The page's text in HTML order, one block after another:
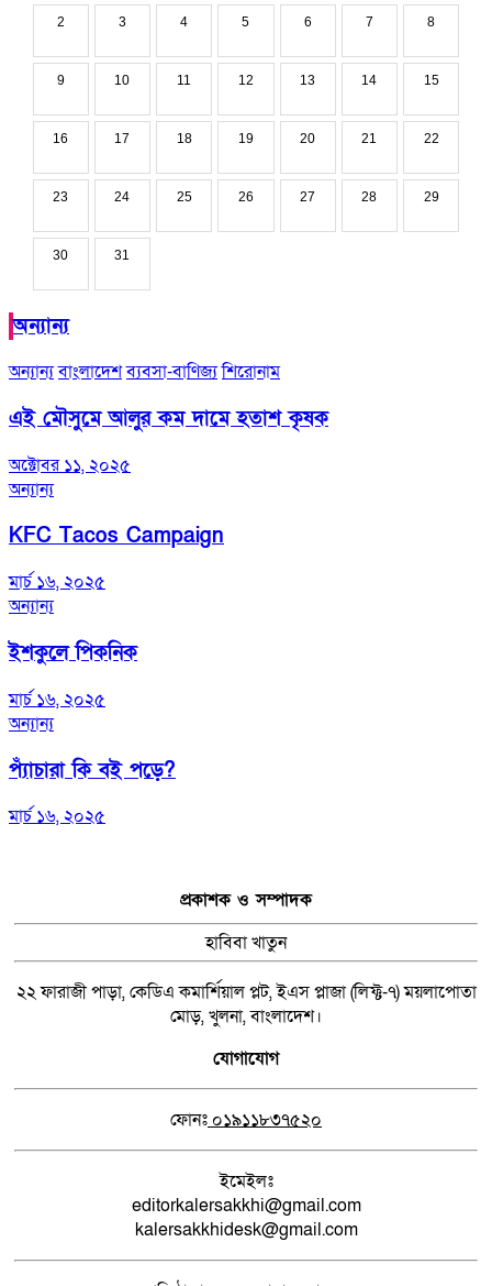
2 3 4 5 6 7 8
9 10 11 12 13 14 15
16 17 18 19 20 21 22
23 24 25 26 27 28 29
30 31
অন্যান্য
অন্যান্যবাংলাদেশব্যবসা-বাণিজ্যশিরোনাম
এই মৌসুমে আলুর কম দামে হতাশ কৃষক
অক্টোবর ১১, ২০২৫
অন্যান্য
KFC Tacos Campaign
মার্চ ১৬, ২০২৫
অন্যান্য
ইশকুলে পিকনিক
মার্চ ১৬, ২০২৫
অন্যান্য
প্যাঁচারা কি বই পড়ে?
মার্চ ১৬, ২০২৫
প্রকাশক ও সম্পাদক
হাবিবা খাতুন
২২ ফারাজী পাড়া, কেডিএ কমার্শিয়াল প্লট, ইএস প্লাজা (লিফ্ট-৭) ময়লাপোতা
মোড়, খুলনা, বাংলাদেশ।
যোগাযোগ
ফোনঃ ০১৯১১৮৩৭৫২০
ইমেইলঃ
editorkalersakkhi@gmail.com
kalersakkhidesk@gmail.com